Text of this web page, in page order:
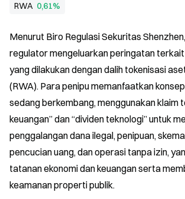
RWA 0,61%
Menurut Biro Regulasi Sekuritas
regulator mengeluarkan peringatan
yang dilakukan dengan dalih tokenisasi
(RWA). Para penipu memanfaatkan
sedang berkembang, menggunakan klaim
keuangan” dan “dividen teknologi” untuk
penggalangan dana ilegal, penipuan,
pencucian uang, dan operasi tanpa izin,
tatanan ekonomi dan keuangan serta
keamanan properti publik.